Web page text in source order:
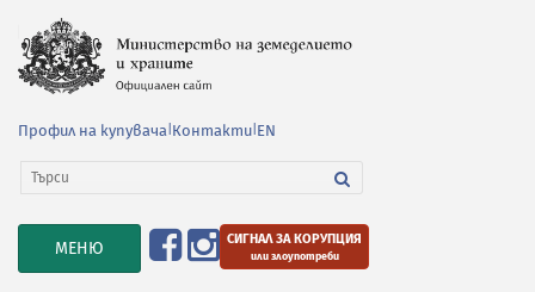
Профил на купувача Контакти EN
TOGGLE
NAVIGATION
МЕНЮ СИГНАЛ ЗА КОРУПЦИЯ
или злоупотреби